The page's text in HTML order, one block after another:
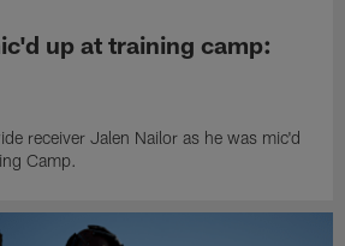
up at training camp:
receiver Jalen Nailor as he was mic'd
Camp.